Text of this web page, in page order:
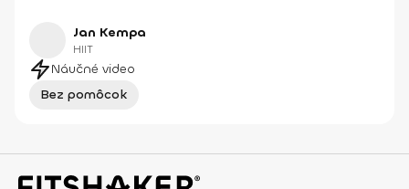
Jan Kempa
HIIT
Náučné video
Bez pomôcok